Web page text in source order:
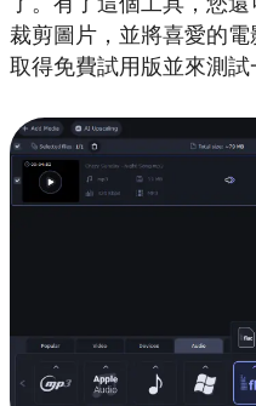
裁剪圖片，並將喜愛的
取得免費試用版並來測試